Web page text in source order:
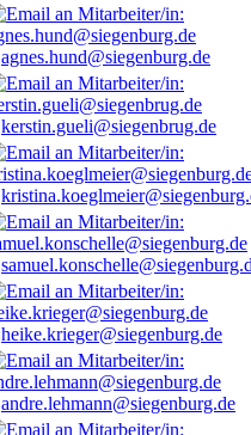
agnes.hund@siegenburg.de
kerstin.gueli@siegenbrug.de
heike.krieger@siegenburg.de
andre.lehmann@siegenburg.de